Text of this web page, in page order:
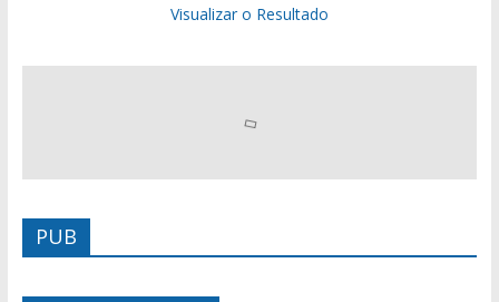
Visualizar o Resultado
PUB